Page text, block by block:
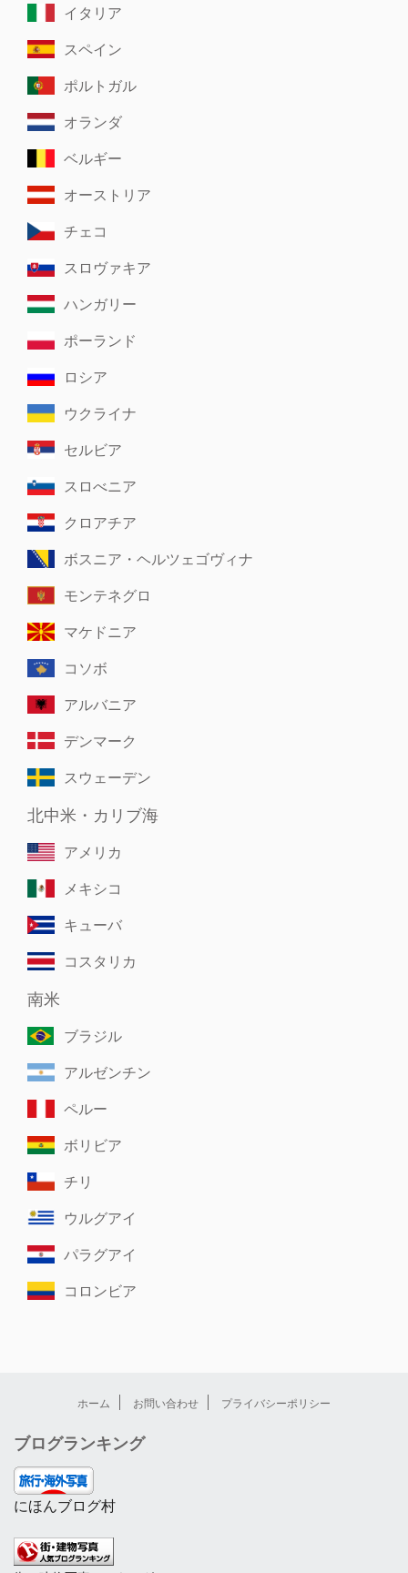
イタリア
スペイン
ポルトガル
オランダ
ベルギー
オーストリア
チェコ
スロヴァキア
ハンガリー
ポーランド
ロシア
ウクライナ
セルビア
スロべニア
クロアチア
ボスニア・ヘルツェゴヴィナ
モンテネグロ
マケドニア
コソボ
アルバニア
デンマーク
スウェーデン
北中米・カリブ海
アメリカ
メキシコ
キューバ
コスタリカ
南米
ブラジル
アルゼンチン
ペルー
ボリビア
チリ
ウルグアイ
パラグアイ
コロンビア
ホーム お問い合わせ プライバシーポリシー
ブログランキング
にほんブログ村